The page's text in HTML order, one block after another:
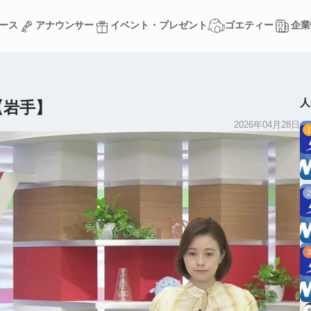
ス
アナウンサー
イベント・プレゼント
ゴエティー
企
手】
2026年04月28日 1
2
3